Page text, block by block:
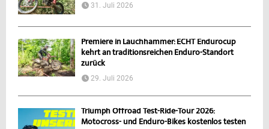
31. Juli 2026
Premiere in Lauchhammer: ECHT Endurocup
kehrt an traditionsreichen Enduro-Standort
zurück
29. Juli 2026
Triumph Offroad Test-Ride-Tour 2026:
Motocross- und Enduro-Bikes kostenlos testen